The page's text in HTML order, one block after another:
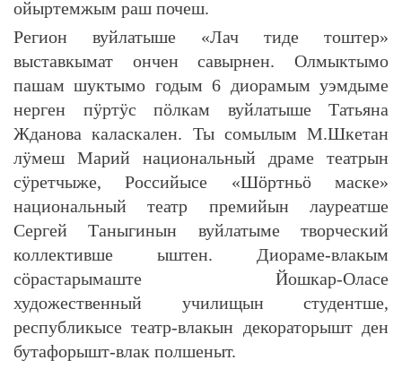
ойыртемжым раш почеш.
Регион вуйлатыше «Лач тиде тоштер»
выставкымат ончен савырнен. Олмыктымо
пашам шуктымо годым 6 диорамым уэмдыме
нерген пӱртӱс пӧлкам вуйлатыше Татьяна
Жданова каласкален. Ты сомылым М.Шкетан
лӱмеш Марий национальный драме театрын
сӱретчыже, Российысе «Шӧртньӧ маске»
национальный театр премийын лауреатше
Сергей Таныгинын вуйлатыме творческий
коллективше ыштен. Диораме-влакым
сӧрастарымаште Йошкар-Оласе
художественный училищын студентше,
республикысе театр-влакын декораторышт ден
бутафорышт-влак полшеныт.